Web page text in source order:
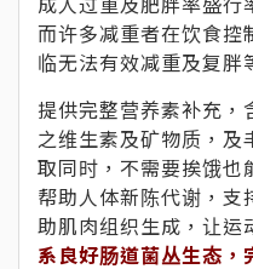
而许多减重者在饮食控
临无法有效减重及复胖
提供完整营养素补充，
之维生素及矿物质，及
取同时，不需要挨饿也
帮助人体新陈代谢，支
助肌肉组织生成，让运
系良好肠道菌丛生态，